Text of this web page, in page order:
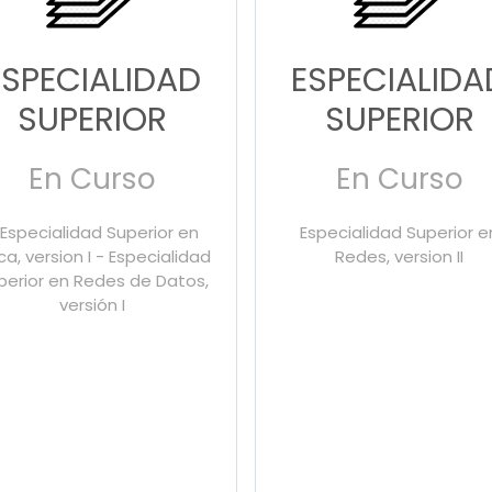
SUPERIOR
En Curso
Superior en
version I - Especialidad
en Redes de Datos,
versión I
SUPERIOR
En Curso
Especialidad Superior
Redes, version II